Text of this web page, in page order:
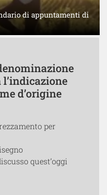
di appuntamenti di
d’origine
per
quest’oggi